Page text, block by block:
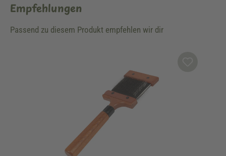
Empfehlungen
Passend zu diesem Produkt empfehlen wir dir